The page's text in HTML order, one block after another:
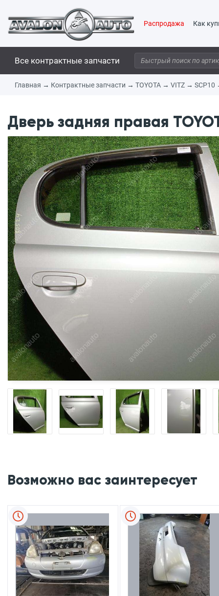
Распродажа Как
Все контрактные запчасти
Главная → Контрактные запчасти → TOYOTA → VITZ → SCP10
Дверь задняя правая
Возможно вас заинтересует